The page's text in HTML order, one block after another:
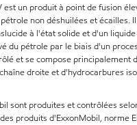
est un produit à point de fusion
non déshuilées et écailles.
à l'état solide et d'un liquide
du pétrole par le biais d'un
et se compose principalement
droite et d'hydrocarbures
sont produites et contrôlées
produits d'ExxonMobil, norme